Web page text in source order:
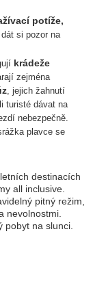
potíže,
si pozor na
krádeže
zejména
, jejich žahnutí
turisté dávat na
nebezpečně.
plavce se
destinacích
all inclusive.
pitný režim,
nevolnostmi.
na slunci.